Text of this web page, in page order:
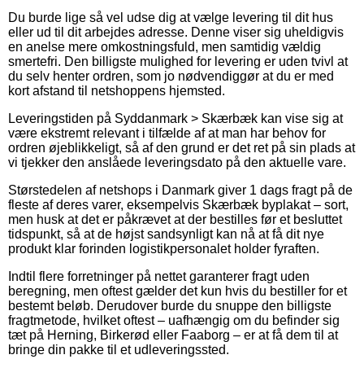
Du burde lige så vel udse dig at vælge levering til dit hus
eller ud til dit arbejdes adresse. Denne viser sig uheldigvis
en anelse mere omkostningsfuld, men samtidig vældig
smertefri. Den billigste mulighed for levering er uden tvivl at
du selv henter ordren, som jo nødvendiggør at du er med
kort afstand til netshoppens hjemsted.
Leveringstiden på Syddanmark > Skærbæk kan vise sig at
være ekstremt relevant i tilfælde af at man har behov for
ordren øjeblikkeligt, så af den grund er det ret på sin plads at
vi tjekker den anslåede leveringsdato på den aktuelle vare.
Størstedelen af netshops i Danmark giver 1 dags fragt på de
fleste af deres varer, eksempelvis Skærbæk byplakat – sort,
men husk at det er påkrævet at der bestilles før et besluttet
tidspunkt, så at de højst sandsynligt kan nå at få dit nye
produkt klar forinden logistikpersonalet holder fyraften.
Indtil flere forretninger på nettet garanterer fragt uden
beregning, men oftest gælder det kun hvis du bestiller for et
bestemt beløb. Derudover burde du snuppe den billigste
fragtmetode, hvilket oftest – uafhængig om du befinder sig
tæt på Herning, Birkerød eller Faaborg – er at få dem til at
bringe din pakke til et udleveringssted.